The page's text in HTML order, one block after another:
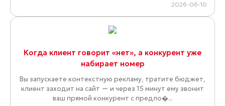
2026-06-10
Когда клиент говорит «нет», а конкурент уже
набирает номер
Вы запускаете контекстную рекламу, тратите бюджет,
клиент заходит на сайт — и через 15 минут ему звонит
ваш прямой конкурент с предло�...